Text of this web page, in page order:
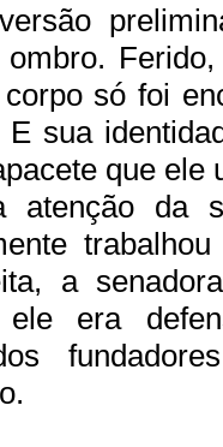
só foi
sua
que ele
da
a
era